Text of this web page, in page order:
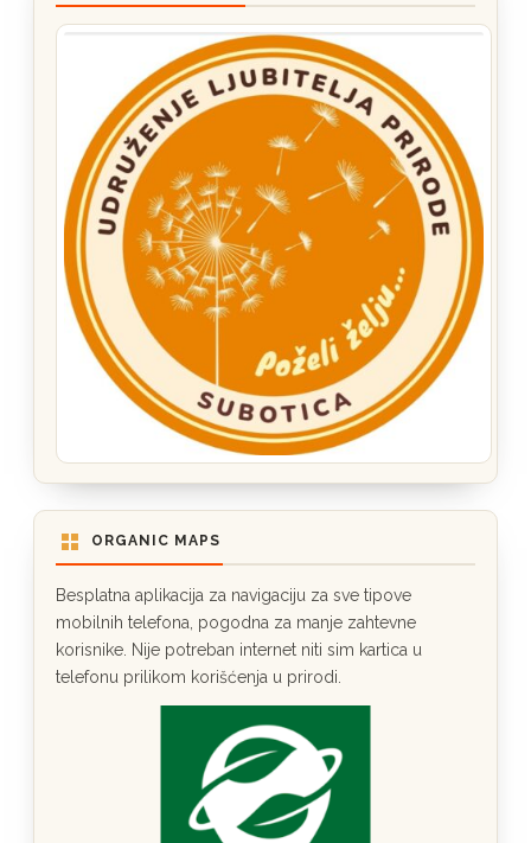
ORGANIC MAPS
Besplatna aplikacija za navigaciju za sve tipove
mobilnih telefona, pogodna za manje zahtevne
korisnike. Nije potreban internet niti sim kartica u
telefonu prilikom korišćenja u prirodi.